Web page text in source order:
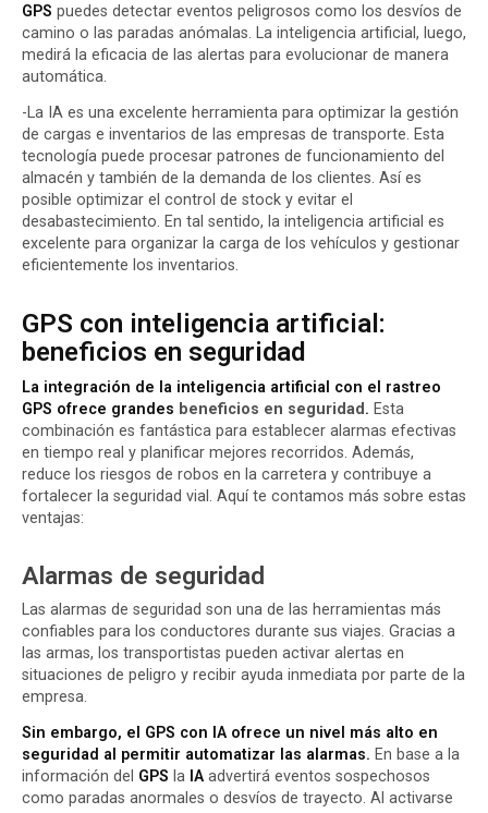
GPS puedes detectar eventos peligrosos como los desvíos de
camino o las paradas anómalas. La inteligencia artificial, luego,
medirá la eficacia de las alertas para evolucionar de manera
automática.
-La IA es una excelente herramienta para optimizar la gestión
de cargas e inventarios de las empresas de transporte. Esta
tecnología puede procesar patrones de funcionamiento del
almacén y también de la demanda de los clientes. Así es
posible optimizar el control de stock y evitar el
desabastecimiento. En tal sentido, la inteligencia artificial es
excelente para organizar la carga de los vehículos y gestionar
eficientemente los inventarios.
GPS con inteligencia artificial:
beneficios en seguridad
La integración de la inteligencia artificial con el rastreo
GPS ofrece grandes beneficios en seguridad . Esta
combinación es fantástica para establecer alarmas efectivas
en tiempo real y planificar mejores recorridos. Además,
reduce los riesgos de robos en la carretera y contribuye a
fortalecer la seguridad vial. Aquí te contamos más sobre estas
ventajas:
Alarmas de seguridad
Las alarmas de seguridad son una de las herramientas más
confiables para los conductores durante sus viajes. Gracias a
las armas, los transportistas pueden activar alertas en
situaciones de peligro y recibir ayuda inmediata por parte de la
empresa.
Sin embargo, el GPS con IA ofrece un nivel más alto en
seguridad al permitir automatizar las alarmas. En base a la
información del GPS la IA advertirá eventos sospechosos
como paradas anormales o desvíos de trayecto. Al activarse